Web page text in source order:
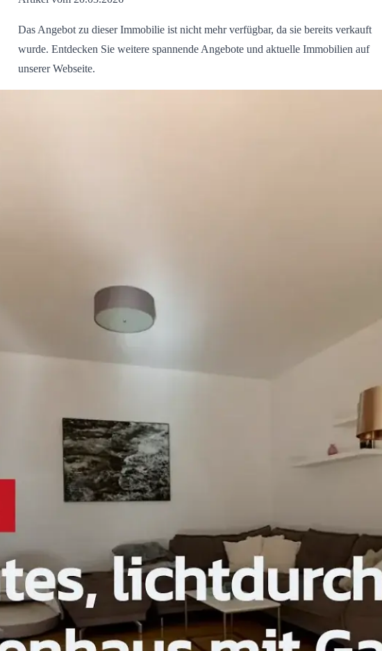
Das Angebot zu dieser Immobilie ist nicht mehr verfügbar, da sie bereits verkauft
wurde. Entdecken Sie weitere spannende Angebote und aktuelle Immobilien auf
unserer Webseite.